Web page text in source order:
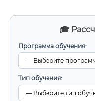
🎓
Программа обучения:
Тип обучения: